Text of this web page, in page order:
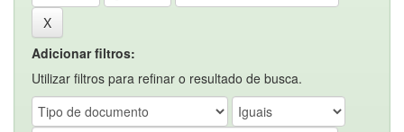
Adicionar filtros:
Utilizar filtros para refinar o resultado de busca.